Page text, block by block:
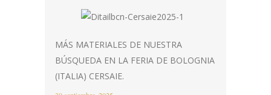
MÁS MATERIALES DE NUESTRA
BÚSQUEDA EN LA FERIA DE BOLOGNIA
(ITALIA) CERSAIE.